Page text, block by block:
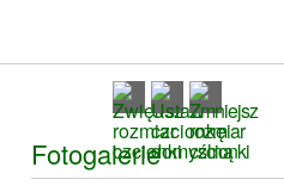
Fotogalerie